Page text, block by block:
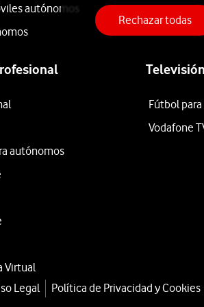
autónomos
autónomos
Virtual
Televisión
Fútbol
Vodafone
Legal Política de Privacidad y Cookies
Rechazar todas